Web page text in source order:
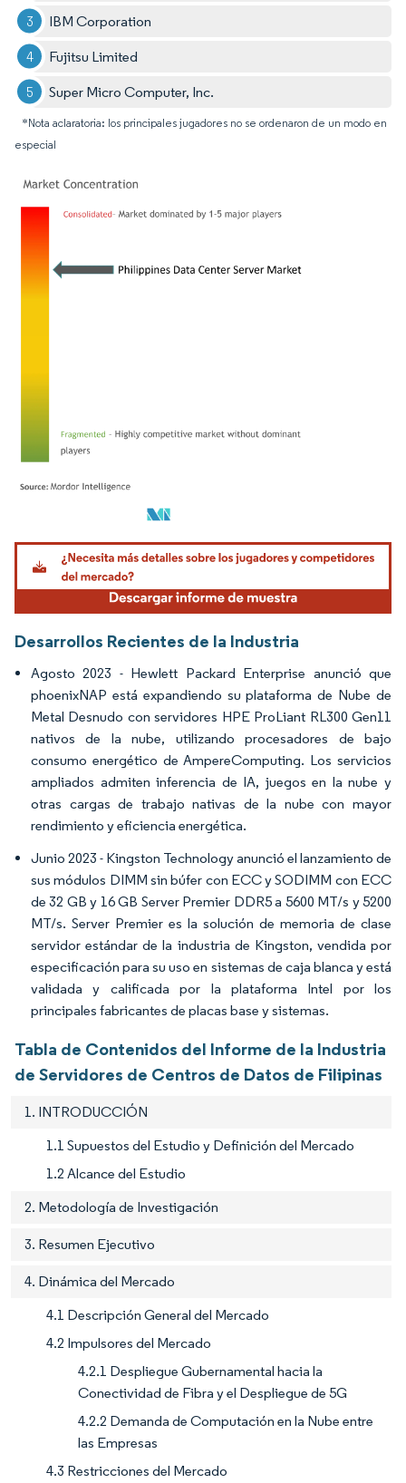
IBM Corporation
Fujitsu Limited
Super Micro Computer, Inc.
*Nota aclaratoria: los principales jugadores no se ordenaron de un modo en
especial
Imagen © Mordor Intelligence. El uso requiere atribución según CC BY 4.0.
Desarrollos Recientes de la Industria
Agosto 2023 - Hewlett Packard Enterprise anunció que
phoenixNAP está expandiendo su plataforma de Nube de
Metal Desnudo con servidores HPE ProLiant RL300 Gen11
nativos de la nube, utilizando procesadores de bajo
consumo energético de AmpereComputing. Los servicios
ampliados admiten inferencia de IA, juegos en la nube y
otras cargas de trabajo nativas de la nube con mayor
rendimiento y eficiencia energética.
Junio 2023 - Kingston Technology anunció el lanzamiento de
sus módulos DIMM sin búfer con ECC y SODIMM con ECC
de 32 GB y 16 GB Server Premier DDR5 a 5600 MT/s y 5200
MT/s. Server Premier es la solución de memoria de clase
servidor estándar de la industria de Kingston, vendida por
especificación para su uso en sistemas de caja blanca y está
validada y calificada por la plataforma Intel por los
principales fabricantes de placas base y sistemas.
Tabla de Contenidos del Informe de la Industria
de Servidores de Centros de Datos de Filipinas
1. INTRODUCCIÓN
1.1 Supuestos del Estudio y Definición del Mercado
1.2 Alcance del Estudio
2. Metodología de Investigación
3. Resumen Ejecutivo
4. Dinámica del Mercado
4.1 Descripción General del Mercado
4.2 Impulsores del Mercado
4.2.1 Despliegue Gubernamental hacia la
Conectividad de Fibra y el Despliegue de 5G
4.2.2 Demanda de Computación en la Nube entre
las Empresas
4.3 Restricciones del Mercado